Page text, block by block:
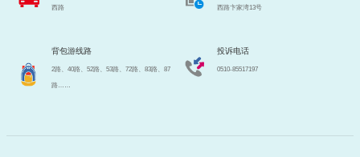
西路 西路卞家湾13号
背包游线路
2路、40路、52路、53路、72路、83路、87
路……
投诉电话
0510-85517197